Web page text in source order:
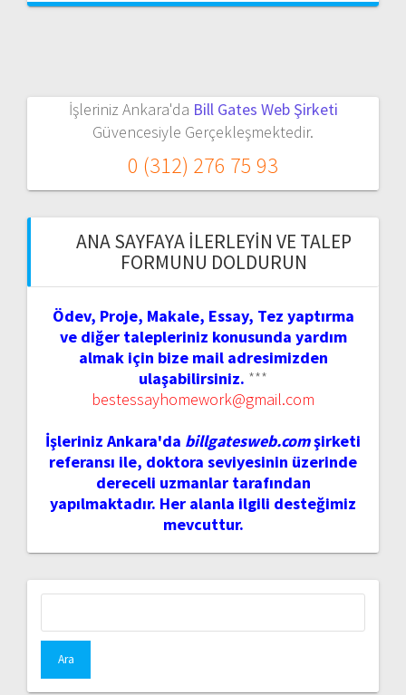
İşleriniz Ankara'da Bill Gates Web Şirketi
Güvencesiyle Gerçekleşmektedir.
0 (312) 276 75 93
ANA SAYFAYA İLERLEYIN VE TALEP
FORMUNU DOLDURUN
Ödev, Proje, Makale, Essay, Tez yaptırma
ve diğer talepleriniz konusunda yardım
almak için bize mail adresimizden
ulaşabilirsiniz. ***
bestessayhomework@gmail.com
İşleriniz Ankara'da billgatesweb.comşirketi
referansı ile, doktora seviyesinin üzerinde
dereceli uzmanlar tarafından
yapılmaktadır. Her alanla ilgili desteğimiz
mevcuttur.